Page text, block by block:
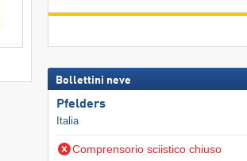
Bollettini neve
Pfelders
Italia
Comprensorio sciistico chiuso